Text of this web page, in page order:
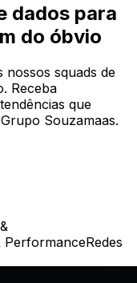
dados para
do óbvio
nossos squads de
Receba
que
Souzamaas.
PerformanceRedes